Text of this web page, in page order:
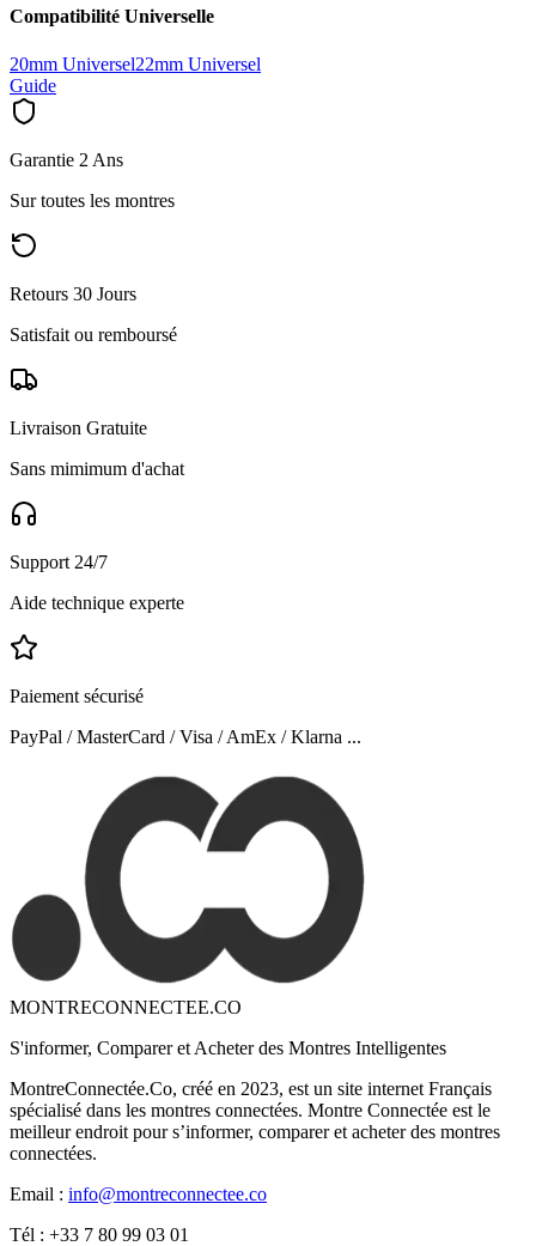
Compatibilité Universelle
20mm Universel22mm Universel
Guide
Garantie 2 Ans
Sur toutes les montres
Retours 30 Jours
Satisfait ou remboursé
Livraison Gratuite
Sans mimimum d'achat
Support 24/7
Aide technique experte
Paiement sécurisé
PayPal / MasterCard / Visa / AmEx / Klarna ...
MONTRECONNECTEE.CO
S'informer, Comparer et Acheter des Montres Intelligentes
MontreConnectée.Co, créé en 2023, est un site internet Français
spécialisé dans les montres connectées. Montre Connectée est le
meilleur endroit pour s’informer, comparer et acheter des montres
connectées.
Email : info@montreconnectee.co
Tél : +33 7 80 99 03 01